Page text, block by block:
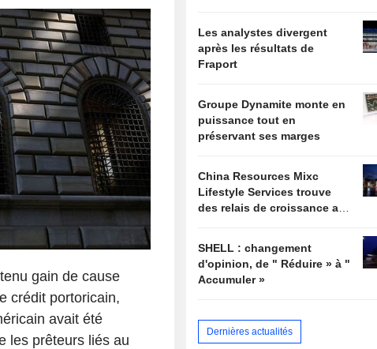
gain de cause
crédit portoricain,
avait été
les prêteurs liés au
Les analystes divergent
après les résultats de
Fraport
Groupe Dynamite monte en
puissance tout en
préservant ses marges
China Resources Mixc
Lifestyle Services trouve
des relais de croissance au-
SHELL : changement
d'opinion, de " Réduire » à "
Accumuler »
Dernières actualités